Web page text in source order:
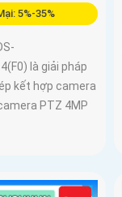
5%-35%
là giải pháp
kết hợp camera
PTZ 4MP